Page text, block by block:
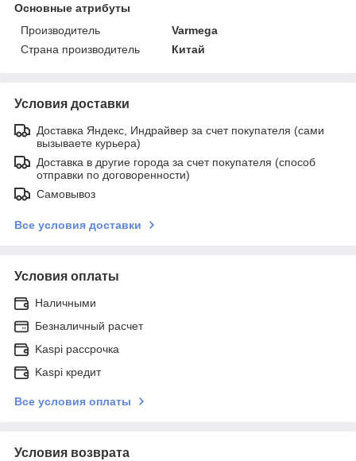
Основные атрибуты
Производитель
Varmega
Страна производитель
Китай
Условия доставки
Доставка Яндекс, Индрайвер за счет покупателя (сами
вызываете курьера)
Доставка в другие города за счет покупателя (способ
отправки по договоренности)
Самовывоз
Все условия доставки
Условия оплаты
Наличными
Безналичный расчет
Kaspi рассрочка
Kaspi кредит
Все условия оплаты
Условия возврата